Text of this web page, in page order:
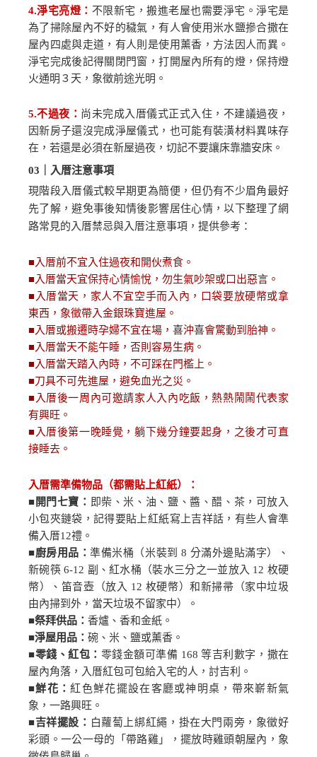
4.淨宅亮燈： 不限新宅，搬進老屋也需要淨宅。淨宅是
為了掃除屋內不好的穢氣，有人會使用米水鹽摻合撒在
屋內四處與走道，有人則是使用薰香，方法因人而異。
淨宅完成後記得關閉門窗，打開屋內所有的燈，保持燈
火通明３天，象徵前途光明。
5.不過夜： 尚未完成入厝儀式正式入住，不建議過夜，
因新房子還沒完成淨屋儀式，也可能有裝潢材料異味存
在，若還是必須在新屋過夜，切記不要讓床靠牆安床。
03 ｜入厝注意事項
現階段入厝儀式較早期更為簡便，但仍有不少眉角最好
先了解，避免事後知情後影響居住心情，以下整理了網
路常見的入厝禁忌與入厝注意事項，提供參考：
■入厝前不宜入住過夜和開伙煮食。
■入厝當天宜保持心情愉悅，勿生氣吵架或口出惡言。
■ 入厝當天，家人不宜空手而入內，口袋要放硬幣或拿
東西，象徵帶入金銀珠寶進屋。
■入厝或搬遷時孕婦不宜在場，喜沖喜會驚動到胎神。
■入厝當天不能午睡，否則容易生病。
■入厝當天踏入內時，不可踩在門檻上。
■刀具不可先進屋，避免血光之災。
■ 入厝後一周內可邀請家人入內吃飯，熱熱鬧鬧代表家
有興旺。
■ 入厝後第一晚睡覺，躺下幾分鐘要起身，之後才可直
接睡去。
入厝需準備物品（都需貼上紅紙）：
■ 開門七寶： 即柴、米、油、鹽、醬、醋、茶，可放入
小包夾鏈袋，記得要貼上紅紙寫上吉祥話，有些人會準
備入厝12禮。
■廚房用品：準備米桶（米裝到 8 分滿外邊貼滿字）、
新碗筷 6-12 副、紅水桶（裝水三分之一並放入 12 枚硬
幣）、笛音壺（放入 12 枚硬幣）和新掃帚（家中垃圾
由內掃到外，當天垃圾不留家中）。
■祭拜供品： 香爐、香和金紙。
■淨屋用品： 碗、米、鹽或薰香。
■零錢、紅包： 零錢金額可準備 168 等吉利數字，撒在
屋內角落，入厝紅包可包給入宅的人，討吉利。
■鮮花：紅色鮮花擺設在客廳或神明桌，帶來嶄新氣
象，一路興旺。
■吉祥擺設： 白蘿蔔上綁紅繩，掛在大門兩旁，象徵好
彩頭。一公一母的「帶路雞」，擺放時雞頭朝屋內，象